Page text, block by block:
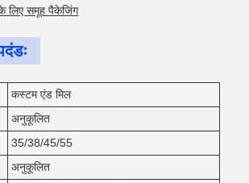
लिए समूह पैकेजिंग
कस्टम एंड मिल
अनुकूलित
35/38/45/55
अनुकूलित